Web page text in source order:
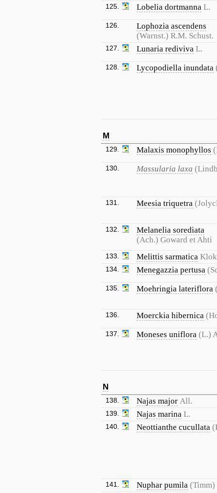
125. Lobelia dortmanna L.
126.
Lophozia ascendens
(Warnst.) R.M. Schust.
127. Lunaria rediviva L.
128. Lycopodiella inundata
M
129. Malaxis monophyllos
130. Massularia laxa
131. Meesia triquetra
132.
Melanelia sorediata
(Ach.) Goward et Ahti
133. Melittis sarmatica
134. Menegazzia pertusa
135. Moehringia lateriflora
136. Moerckia hibernica
137. Moneses uniflora (L.)
N
138. Najas major All.
139. Najas marina L.
140. Neottianthe cucullata
141. Nuphar pumila (Timm)